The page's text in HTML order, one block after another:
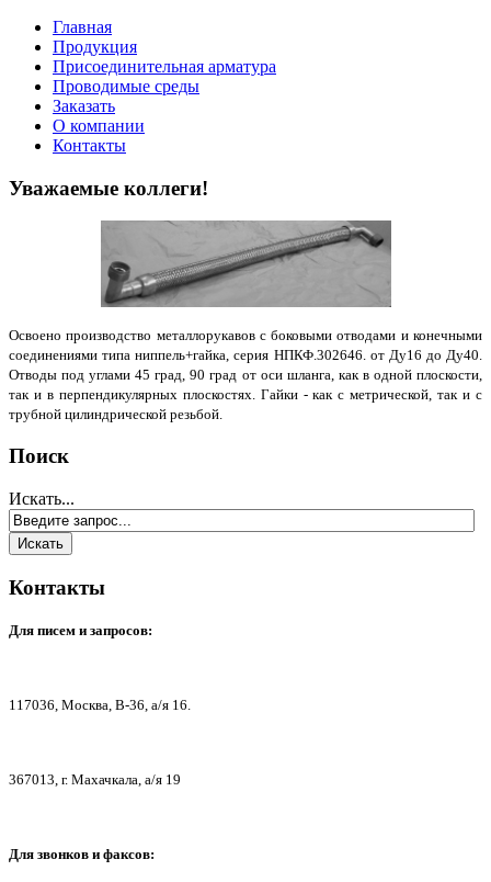
Главная
Продукция
Присоединительная арматура
Проводимые среды
Заказать
О компании
Контакты
Уважаемые коллеги!
Освоено производство металлорукавов с боковыми отводами и конечными
соединениями типа ниппель+гайка, серия НПКФ.302646. от Ду16 до Ду40.
Отводы под углами 45 град, 90 град от оси шланга, как в одной плоскости,
так и в перпендикулярных плоскостях. Гайки - как с метрической, так и с
трубной цилиндрической резьбой.
Поиск
Искать...
Контакты
Для писем и запросов:
117036, Москва, В-36, а/я 16.
367013, г. Махачкала, а/я 19
Для звонков и факсов: